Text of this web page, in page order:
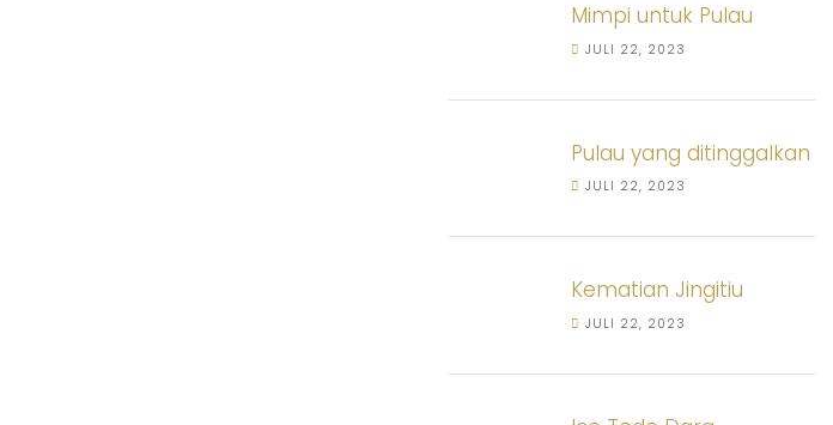
Mimpi untuk Pulau
JULI 22, 2023
Pulau yang ditinggalkan
JULI 22, 2023
Kematian Jingitiu
JULI 22, 2023